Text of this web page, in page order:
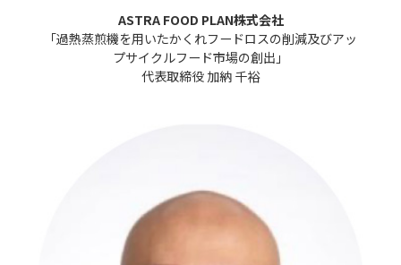
ASTRA FOOD PLAN株式会社
「過熱蒸煎機を用いたかくれフードロスの削減及びアッ
プサイクルフード市場の創出」
代表取締役 加納 千裕